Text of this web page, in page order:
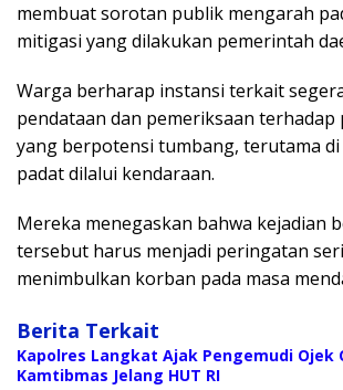
membuat sorotan publik mengarah
mitigasi yang dilakukan pemerintah
Warga berharap instansi terkait
pendataan dan pemeriksaan
yang berpotensi tumbang, terutama
padat dilalui kendaraan.
Mereka menegaskan bahwa kejadian
tersebut harus menjadi peringatan
menimbulkan korban pada masa
Berita Terkait
Kapolres Langkat Ajak Pengemudi Ojek
Kamtibmas Jelang HUT RI